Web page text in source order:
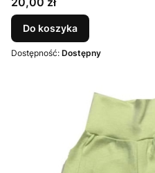
Do koszyka
Dostępność: Dostępny